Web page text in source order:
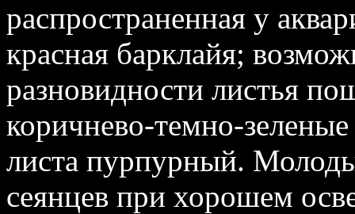
распространенная у
красная барклайя;
разновидности листья
листа пурпурный.
сеянцев при хорошем